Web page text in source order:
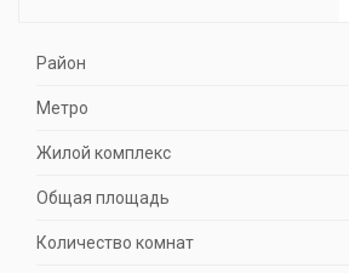
Район
Метро
Жилой комплекс
Общая площадь
Количество комнат